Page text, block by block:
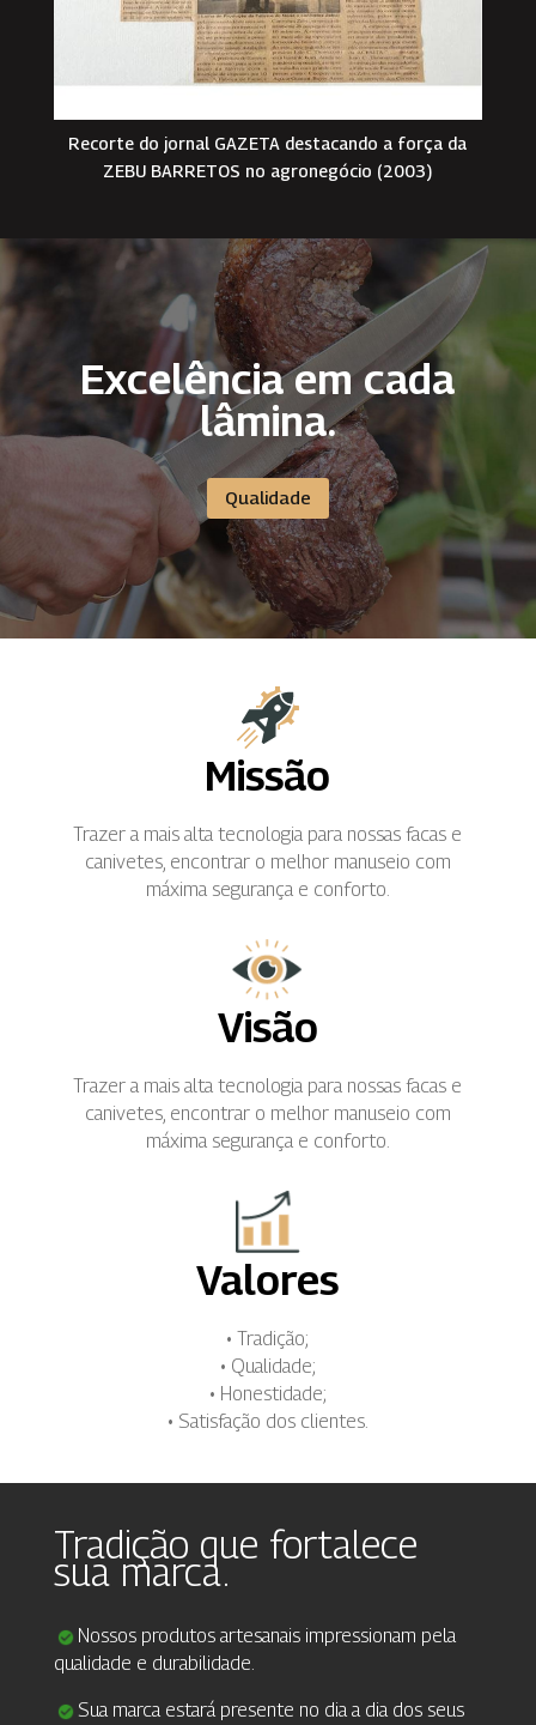
Recorte do jornal GAZETA destacando a força da
ZEBU BARRETOS no agronegócio (2003)
Excelência em cada
lâmina.
Qualidade
Missão
Trazer a mais alta tecnologia para nossas facas e
canivetes, encontrar o melhor manuseio com
máxima segurança e conforto.
Visão
Trazer a mais alta tecnologia para nossas facas e
canivetes, encontrar o melhor manuseio com
máxima segurança e conforto.
Valores
• Tradição;
• Qualidade;
• Honestidade;
• Satisfação dos clientes.
Tradição que fortalece
sua marca.
Nossos produtos artesanais impressionam pela
qualidade e durabilidade.
Sua marca estará presente no dia a dia dos seus